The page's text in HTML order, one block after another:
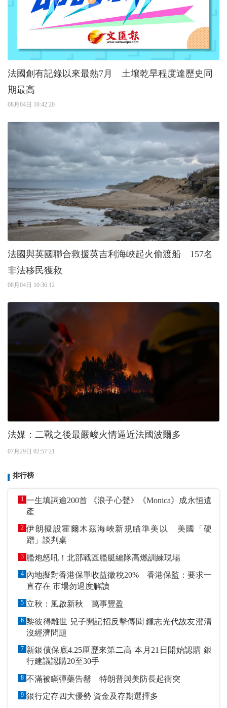
法國創有記錄以來最熱7月 土壤乾旱程度達歷史同
期最高
08月04日 10:42:20
法國與英國聯合救援英吉利海峽起火偷渡船 157名
非法移民獲救
08月04日 10:36:12
法媒：二戰之後最嚴峻火情逼近法國波爾多
07月29日 02:57:21
排行榜
1 一生填詞逾200首 《浪子心聲》《Monica》成永恒遺
產
2 伊朗擬設霍爾木茲海峽新規瞄準美以 美國「硬
蹭」談判桌
3 艦炮怒吼！北部戰區艦艇編隊高燃訓練現場
4 內地擬對香港保單收益徵稅20% 香港保監：要求一
直存在 市場勿過度解讀
5 立秋：風啟新秋 萬事豐盈
6 黎彼得離世 兒子開記招反擊傳聞 鍾志光代故友澄清
沒經濟問題
7 新銀債保底4.25厘歷來第二高 本月21日開始認購 銀
行建議認購20至30手
8 不滿被瞞彈藥告罄 特朗普與美防長起衝突
9 銀行定存四大優勢 資金及存期選擇多